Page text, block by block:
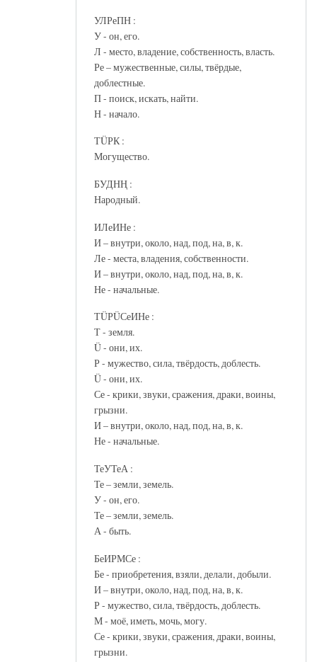
УЛРеПН :
У - он, его.
Л - место, владение, собственность, власть.
Ре – мужественные, силы, твёрдые,
доблестные.
П - поиск, искать, найти.
Н - начало.
ТÜРК :
Могущество.
БУДНҢ :
Народный.
ИЛеИНе :
И – внутри, около, над, под, на, в, к.
Ле - места, владения, собственности.
И – внутри, около, над, под, на, в, к.
Не - начальные.
ТÜРÜСеИНе :
Т - земля.
Ü - они, их.
Р - мужество, сила, твёрдость, доблесть.
Ü - они, их.
Се - крики, звуки, сражения, драки, воины,
грызни.
И – внутри, около, над, под, на, в, к.
Не - начальные.
ТеУТеА :
Те – земли, земель.
У - он, его.
Те – земли, земель.
А - быть.
БеИРМСе :
Бе - приобретения, взяли, делали, добыли.
И – внутри, около, над, под, на, в, к.
Р - мужество, сила, твёрдость, доблесть.
М - моё, иметь, мочь, могу.
Се - крики, звуки, сражения, драки, воины,
грызни.